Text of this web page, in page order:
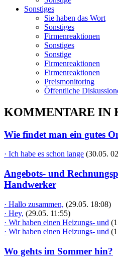
Sonstiges
Sie haben das Wort
Sonstiges
Firmenreaktionen
Sonstiges
Sonstige
Firmenreaktionen
Firmenreaktionen
Preismonitoring
Öffentliche
KOMMENTARE IN
Wie findet man ein gutes
· Ich habe es schon lange (30.05.
Angebots- und
Handwerker
· Hallo zusammen, (29.05. 18:08)
· Hey, (29.05. 11:55)
· Wir haben einen Heizungs- und
· Wir haben einen Heizungs- und
Wo gehts im Sommer hin?